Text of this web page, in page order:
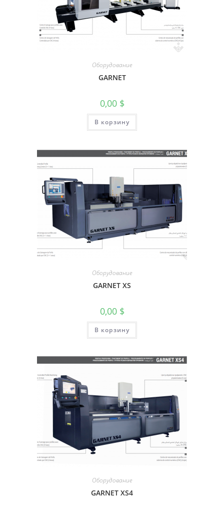
Оборудование
GARNET
0,00 $
В корзину
Оборудование
GARNET XS
0,00 $
В корзину
Оборудование
GARNET XS4